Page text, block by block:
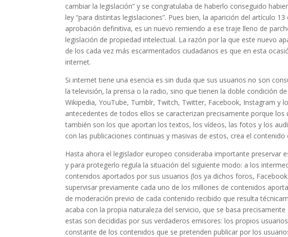
cambiar la legislación” y se congratulaba de haberlo conseguido
ley “para distintas legislaciones”. Pues bien, la aparición del artículo
aprobación definitiva, es un nuevo remiendo a ese traje lleno de
legislación de propiedad intelectual. La razón por la que este nuevo
de los cada vez más escarmentados ciudadanos es que en esta
internet.
Si internet tiene una esencia es sin duda que sus usuarios no son
la televisión, la prensa o la radio, sino que tienen la doble condición
Wikipedia, YouTube, Tumblr, Twitch, Twitter, Facebook, Instagram y
antecedentes de todos ellos se caracterizan precisamente porque
también son los que aportan los textos, los vídeos, las fotos y los
con las publicaciones continuas y masivas de estos, crea el
Hasta ahora el legislador europeo consideraba importante preservar
y para protegerlo regula la situación del siguiente modo: a los
contenidos aportados por sus usuarios (los ya dichos foros,
supervisar previamente cada uno de los millones de contenidos
de moderación previo de cada contenido recibido que resulta
acaba con la propia naturaleza del servicio, que se basa
estas son decididas por sus verdaderos emisores: los propios
constante de los contenidos que se pretenden publicar por los